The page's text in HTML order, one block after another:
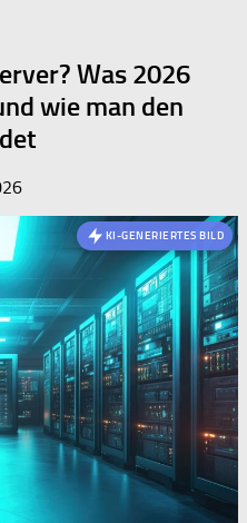
Was 2026
wie man den
KI-GENERIERTES BILD